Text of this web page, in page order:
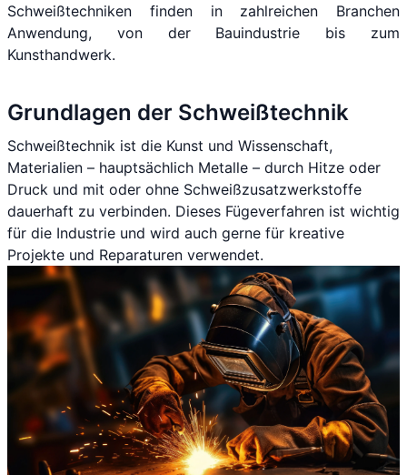
Schweißtechniken finden in zahlreichen Branchen
Anwendung, von der Bauindustrie bis zum
Kunsthandwerk.
Grundlagen der Schweißtechnik
Schweißtechnik ist die Kunst und Wissenschaft,
Materialien – hauptsächlich Metalle – durch Hitze oder
Druck und mit oder ohne Schweißzusatzwerkstoffe
dauerhaft zu verbinden. Dieses Fügeverfahren ist wichtig
für die Industrie und wird auch gerne für kreative
Projekte und Reparaturen verwendet.